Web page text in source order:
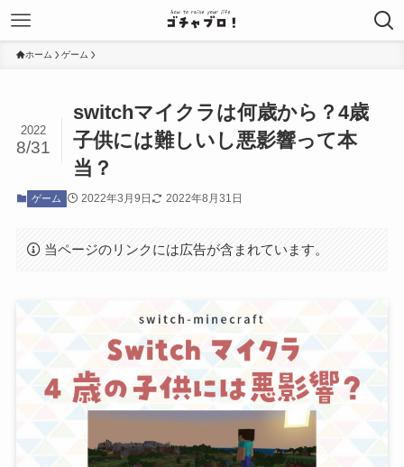
ホーム ゲーム
switchマイクラは何歳から？4歳
子供には難しいし悪影響って本
当？
2022
8/31
ゲーム 2022年3月9日 2022年8月31日
当ページのリンクには広告が含まれています。